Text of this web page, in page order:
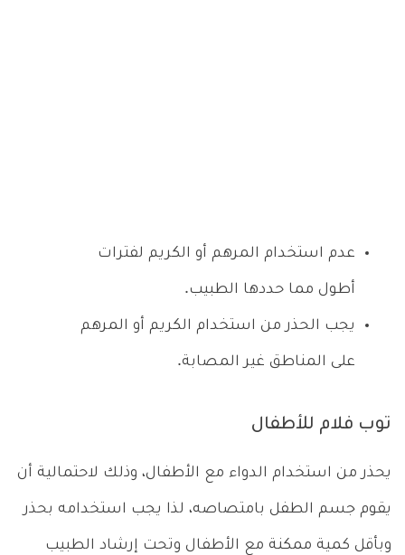
عدم استخدام المرهم أو الكريم لفترات
أطول مما حددها الطبيب.
يجب الحذر من استخدام الكريم أو المرهم
على المناطق غير المصابة.
توب فلام للأطفال
يحذر من استخدام الدواء مع الأطفال، وذلك لاحتمالية أن
يقوم جسم الطفل بامتصاصه، لذا يجب استخدامه بحذر
وبأقل كمية ممكنة مع الأطفال وتحت إرشاد الطبيب